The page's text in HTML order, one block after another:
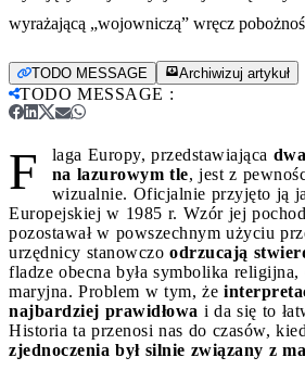
wyrażającą „wojowniczą” wręcz
TODO MESSAGE Archiwizuj artykuł
TODO MESSAGE :
F laga Europy, przedstawiająca
na lazurowym tle, jest z
wizualnie. Oficjalnie przyjęto ją
Europejskiej w 1985 r. Wzór jej
pozostawał w powszechnym użyciu
urzędnicy stanowczo odrzucają
fladze obecna była symbolika
maryjna. Problem w tym, że
najbardziej prawidłowa i da się to
Historia ta przenosi nas do czasów,
zjednoczenia był silnie związany z